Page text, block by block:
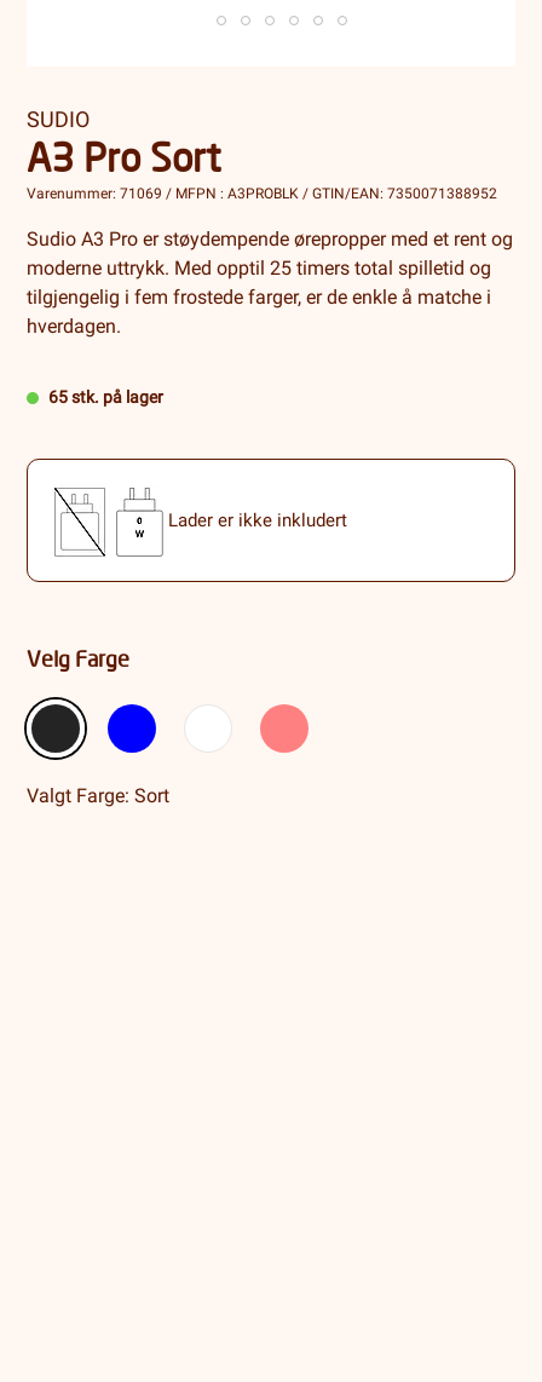
SUDIO
A3 Pro Sort
Varenummer: 71069 / MFPN : A3PROBLK / GTIN/EAN: 7350071388952
Sudio A3 Pro er støydempende ørepropper med et rent og
moderne uttrykk. Med opptil 25 timers total spilletid og
tilgjengelig i fem frostede farger, er de enkle å matche i
hverdagen.
65 stk. på lager
Lader er ikke inkludert
Velg Farge
Valgt Farge: Sort